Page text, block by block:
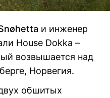
(Открыть
в
новом
окне)
и инженер
House Dokka –
возвышается над
Норвегия.
обшитых